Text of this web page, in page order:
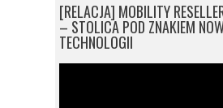
[RELACJA] MOBILITY
– STOLICA POD ZNAKIEM
TECHNOLOGII